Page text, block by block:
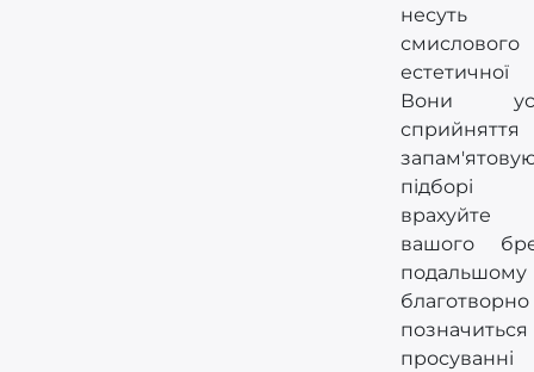
несуть
Вони
підборі
врахуйте
вашого
благотворно